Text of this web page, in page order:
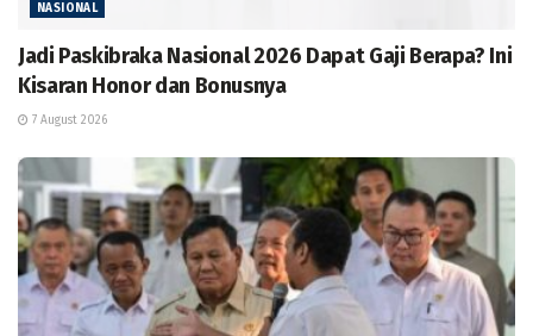
NASIONAL
Jadi Paskibraka Nasional 2026 Dapat Gaji Berapa? Ini
Kisaran Honor dan Bonusnya
7 August 2026